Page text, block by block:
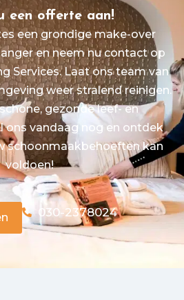
een offerte aan!
een grondige make-over
en neem nu contact op
Services. Laat ons team van
weer stralend reinigen.
gezonde leef- en
ons vandaag nog en ontdek
schoonmaakbehoeften kan
voldoen!
030-2378024